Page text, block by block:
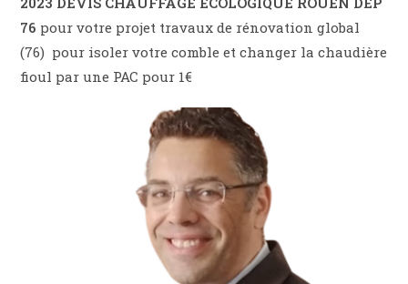
76 pour votre projet travaux de rénovation global
(76) pour isoler votre comble et changer la chaudière
fioul par une PAC pour 1€